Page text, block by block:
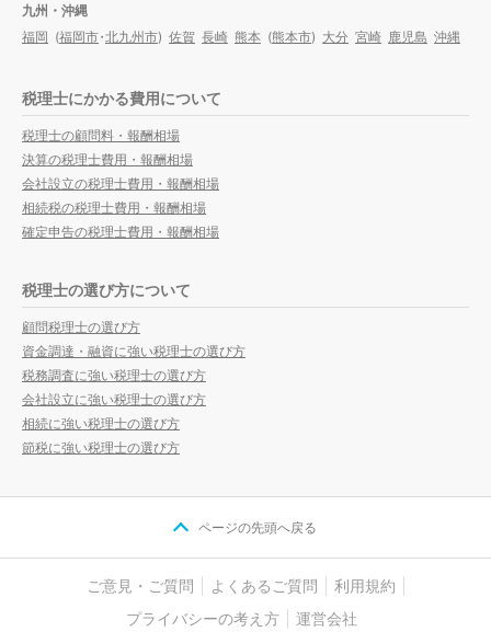
九州・沖縄
福岡 (福岡市・北九州市) 佐賀 長崎 熊本 (熊本市) 大分 宮崎 鹿児島 沖縄
税理士にかかる費用について
税理士の顧問料・報酬相場
決算の税理士費用・報酬相場
会社設立の税理士費用・報酬相場
相続税の税理士費用・報酬相場
確定申告の税理士費用・報酬相場
税理士の選び方について
顧問税理士の選び方
資金調達・融資に強い税理士の選び方
税務調査に強い税理士の選び方
会社設立に強い税理士の選び方
相続に強い税理士の選び方
節税に強い税理士の選び方
ページの先頭へ戻る
ご意見・ご質問 よくあるご質問
利用規約
プライバシーの考え方
運営会社